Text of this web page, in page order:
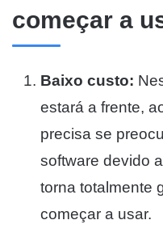
começar a
Baixo custo:
estará a frente,
precisa se
software devido
torna totalmente
começar a usar.